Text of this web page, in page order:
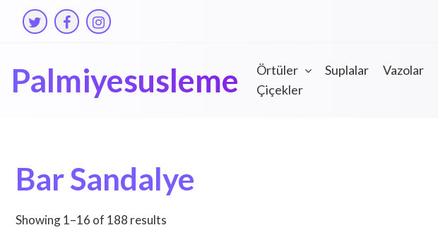
content
Palmiyesusleme Örtüler Suplalar Vazolar
Çiçekler
Bar Sandalye
Showing 1–16 of 188 results